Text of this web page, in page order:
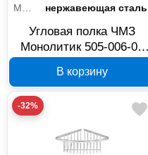
нержавеющая сталь
Угловая полка ЧМЗ
Монолитик 505-006-01
В корзину
-32%